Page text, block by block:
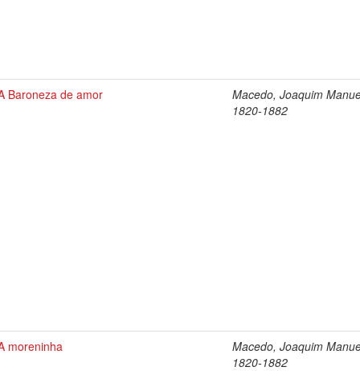
Baroneza de amor
Macedo, Joaquim
1820-1882
moreninha
Macedo, Joaquim
1820-1882